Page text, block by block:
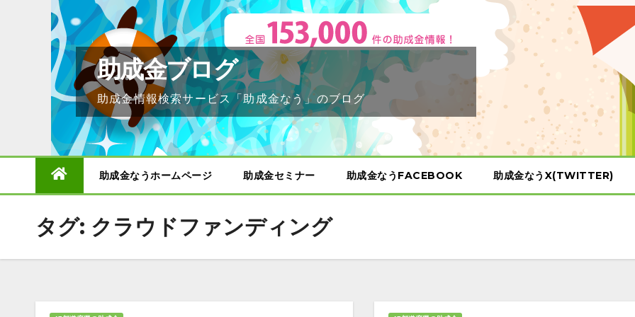
助成金ブログ
助成金情報検索サービス「助成金なう」のブログ
助成金なうホームページ 助成金セミナー 助成金なうFACEBOOK 助成金なうX(TWITTER)
タグ: クラウドファンディング